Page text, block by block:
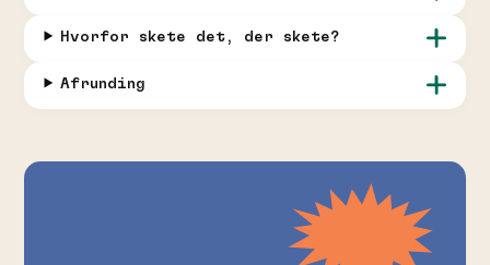
Hvorfor skete det, der skete?
Afrunding